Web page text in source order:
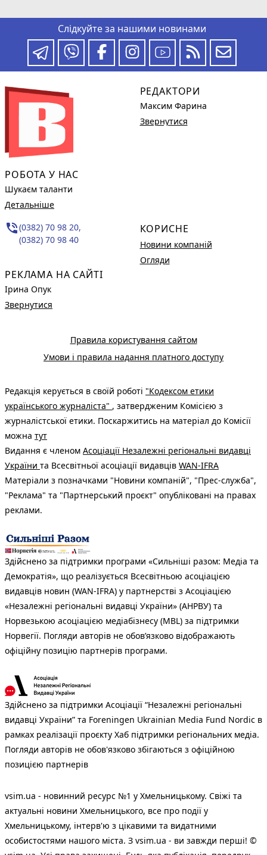
Слідкуйте за нашими новинами
РОБОТА У НАС
Шукаєм таланти
Детальніше
phone_in_talk(0382) 70 98 20,
(0382) 70 98 40
РЕКЛАМА НА САЙТІ
Ірина Опук
Звернутися
РЕДАКТОРИ
Максим Фарина
Звернутися
КОРИСНЕ
Новини компаній
Огляди
Правила користування сайтом
Умови і правила надання платного доступу
Редакція керується в своїй роботі "Кодексом етики
українського журналіста" , затвердженим Комісією з
журналістської етики. Поскаржитись на матеріал до Комісії
можна тут
Видання є членом Асоціації Незалежні регіональні видавці
України та Всесвітньої асоціації видавців WAN-IFRA
Матеріали з позначками "Новини компаній", "Прес-служба",
"Реклама" та "Партнерський проєкт" опубліковані на правах
реклами.
Здійснено за підтримки програми «Сильніші разом: Медіа та
Демократія», що реалізується Всесвітньою асоціацією
видавців новин (WAN-IFRA) у партнерстві з Асоціацією
«Незалежні регіональні видавці України» (АНРВУ) та
Норвезькою асоціацією медіабізнесу (MBL) за підтримки
Норвегії. Погляди авторів не обов’язково відображають
офіційну позицію партнерів програми.
Здійснено за підтримки Асоціації “Незалежні регіональні
видавці України” та Foreningen Ukrainian Media Fund Nordic в
рамках реалізації проєкту Хаб підтримки регіональних медіа.
Погляди авторів не обов'язково збігаються з офіційною
позицією партнерів
vsim.ua - новинний ресурс №1 у Хмельницькому. Свіжі та
актуальні новини Хмельницького, все про події у
Хмельницькому, інтерв'ю з цікавими та видатними
особистостями нашого міста. З vsim.ua - ви завжди перші! ©